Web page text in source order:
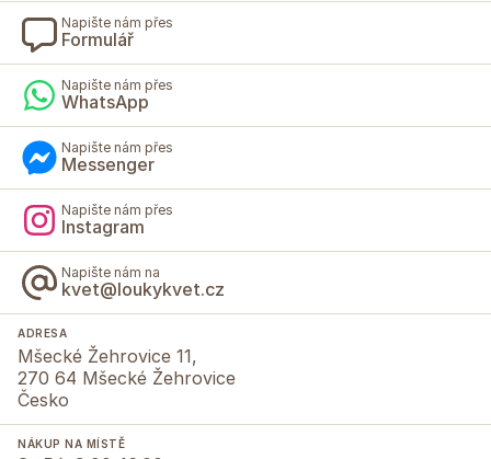
Napište nám přes
Formulář
Napište nám přes
WhatsApp
Napište nám přes
Messenger
Napište nám přes
Instagram
Napište nám na
kvet@loukykvet.cz
ADRESA
Mšecké Žehrovice 11,
270 64 Mšecké Žehrovice
Česko
NÁKUP NA MÍSTĚ